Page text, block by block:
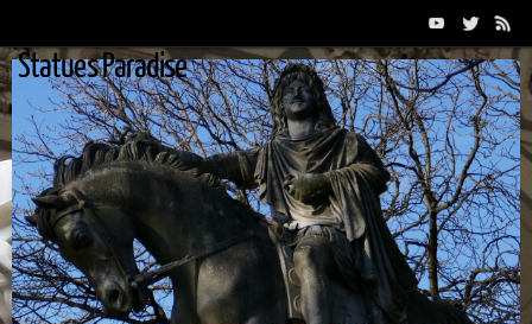
contenu
Statues Paradise